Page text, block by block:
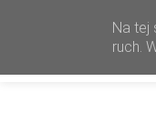
Na tej
ruch.